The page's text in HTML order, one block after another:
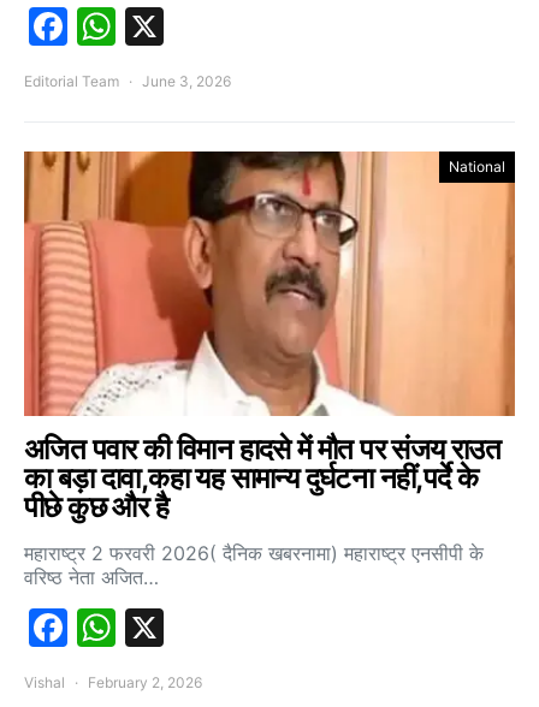
Facebook
WhatsApp
Editorial Team June 3, 2026
National
अजित पवार की विमान हादसे में मौत पर संजय राउत
का बड़ा दावा,कहा यह सामान्य दुर्घटना नहीं,पर्दे के
पीछे कुछ और है
महाराष्ट्र 2 फरवरी 2026( दैनिक खबरनामा) महाराष्ट्र एनसीपी के
वरिष्ठ नेता अजित…
Facebook
WhatsApp
Vishal February 2, 2026